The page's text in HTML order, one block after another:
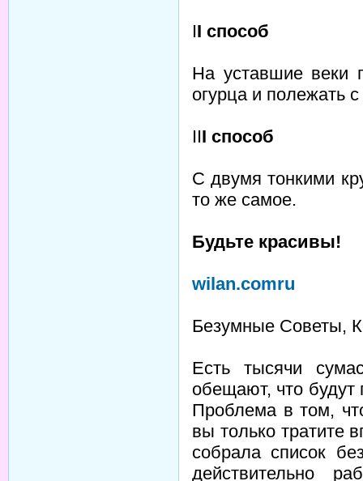
II способ
На уставшие веки
огурца и полежать
III способ
С двумя тонкими
то же самое.
Будьте красивы!
wilan.comru
Безумные Советы,
Есть тысячи
обещают, что
Проблема в том,
вы только тратите
собрала список
действительно